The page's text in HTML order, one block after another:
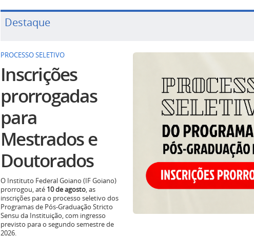
Destaque
PROCESSO SELETIVO
Inscrições
prorrogadas
para
Mestrados e
Doutorados
O Instituto Federal Goiano (IF Goiano)
prorrogou, até 10 de agosto, as
inscrições para o processo seletivo dos
Programas de Pós-Graduação Stricto
Sensu da Instituição, com ingresso
previsto para o segundo semestre de
2026.